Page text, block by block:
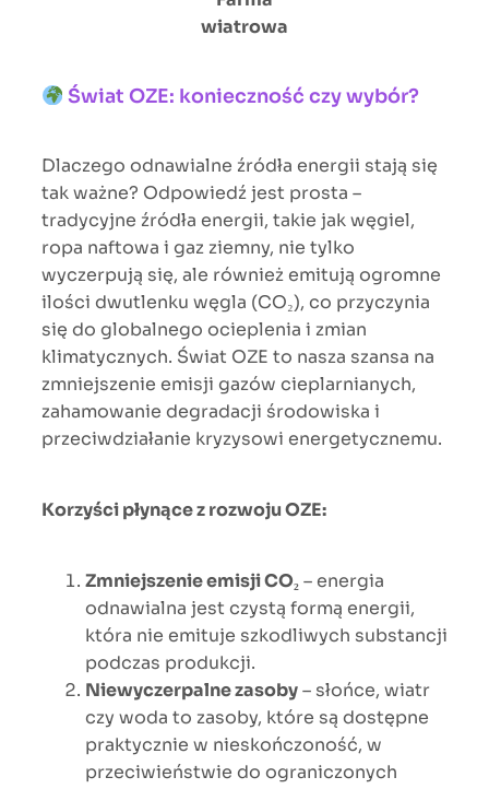
wiatrowa
Świat OZE: konieczność czy wybór?
Dlaczego odnawialne źródła energii stają się
tak ważne? Odpowiedź jest prosta –
tradycyjne źródła energii, takie jak węgiel,
ropa naftowa i gaz ziemny, nie tylko
wyczerpują się, ale również emitują ogromne
ilości dwutlenku węgla (CO₂), co przyczynia
się do globalnego ocieplenia i zmian
klimatycznych. Świat OZE to nasza szansa na
zmniejszenie emisji gazów cieplarnianych,
zahamowanie degradacji środowiska i
przeciwdziałanie kryzysowi energetycznemu.
Korzyści płynące z rozwoju OZE:
Zmniejszenie emisji CO₂– energia
odnawialna jest czystą formą energii,
która nie emituje szkodliwych substancji
podczas produkcji.
Niewyczerpalne zasoby– słońce, wiatr
czy woda to zasoby, które są dostępne
praktycznie w nieskończoność, w
przeciwieństwie do ograniczonych